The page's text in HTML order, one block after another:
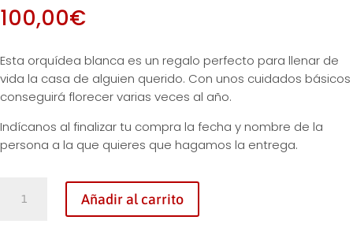
100,00€
Esta orquídea blanca es un regalo perfecto para llenar de
vida la casa de alguien querido. Con unos cuidados básicos
conseguirá florecer varias veces al año.
Indícanos al finalizar tu compra la fecha y nombre de la
persona a la que quieres que hagamos la entrega.
cantidad
Añadir al carrito